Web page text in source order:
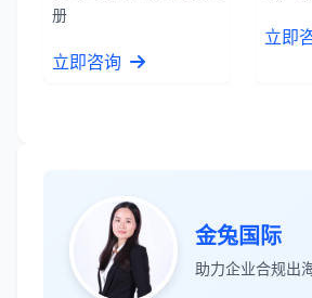
册
立即咨询
立即
金兔国际
助力企业合规出